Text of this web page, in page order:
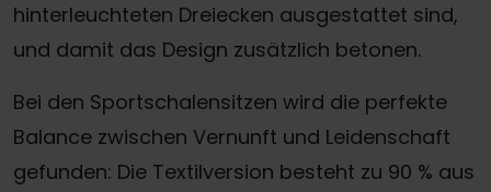
hinterleuchteten Dreiecken ausgestattet sind,
und damit das Design zusätzlich betonen.
Bei den Sportschalensitzen wird die perfekte
Balance zwischen Vernunft und Leidenschaft
gefunden: Die Textilversion besteht zu 90 % aus